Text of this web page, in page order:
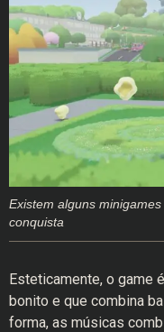
Existem alguns
conquista
Esteticamente, o game
bonito e que combina
forma, as músicas